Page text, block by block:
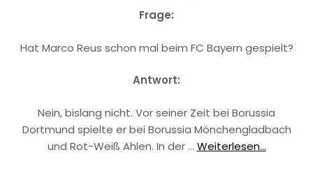
Frage:
Hat Marco Reus schon mal beim FC Bayern gespielt?
Antwort:
Nein, bislang nicht. Vor seiner Zeit bei Borussia
Dortmund spielte er bei Borussia Mönchengladbach
und Rot-Weiß Ahlen. In der … Weiterlesen...